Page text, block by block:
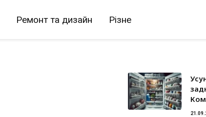
Ремонт та дизайн Різне